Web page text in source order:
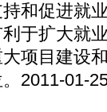
和促进就
于扩大就
项目建设
2011-01-